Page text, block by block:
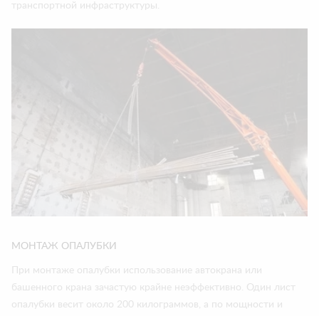
транспортной инфраструктуры.
МОНТАЖ ОПАЛУБКИ
При монтаже опалубки использование автокрана или
башенного крана зачастую крайне неэффективно. Один лист
опалубки весит около 200 килограммов, а по мощности и